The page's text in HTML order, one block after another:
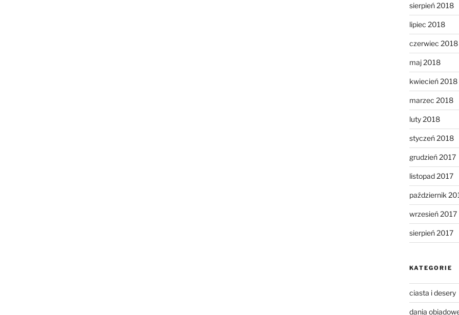
sierpień 2018
lipiec 2018
czerwiec 2018
maj 2018
kwiecień 2018
marzec 2018
luty 2018
styczeń 2018
grudzień 2017
listopad 2017
październik
wrzesień 2017
sierpień 2017
KATEGORIE
ciasta i desery
dania